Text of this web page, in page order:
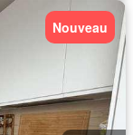
Nouveau